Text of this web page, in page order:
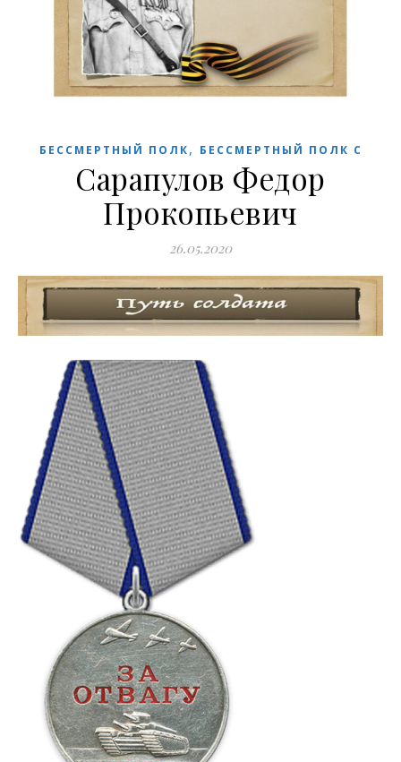
БЕССМЕРТНЫЙ ПОЛК, БЕССМЕРТНЫЙ ПОЛК С
Сарапулов Федор
Прокопьевич
26.05.2020